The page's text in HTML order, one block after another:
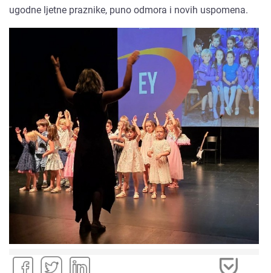
ugodne ljetne praznike, puno odmora i novih uspomena.